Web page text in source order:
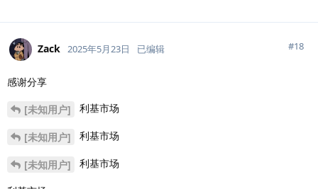
Zack 2025年5月23日 已编辑 #18
感谢分享
[未知用户] 利基市场
[未知用户] 利基市场
[未知用户] 利基市场